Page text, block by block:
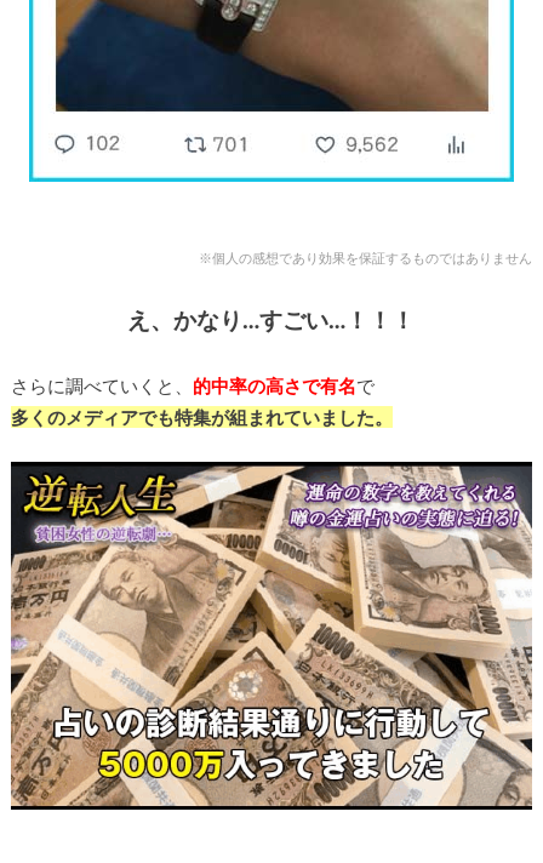
※個人の感想であり効果を保証するものではありません
え、かなり…すごい…！！！
さらに調べていくと、 的中率の高さで有名で
多くのメディアでも特集が組まれていました。